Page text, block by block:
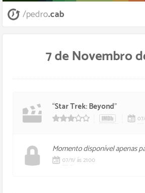
/pedro.cab
7 de Novembro
“Star Trek: Beyond”
3/5 estrelas 07/
07/11/às 21:00